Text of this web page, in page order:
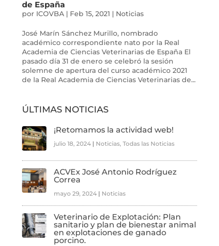
de España
por ICOVBA| Feb 15, 2021 | Noticias
José Marín Sánchez Murillo, nombrado
académico correspondiente nato por la Real
Academia de Ciencias Veterinarias de España El
pasado día 31 de enero se celebró la sesión
solemne de apertura del curso académico 2021
de la Real Academia de Ciencias Veterinarias de...
ÚLTIMAS NOTICIAS
¡Retomamos la actividad web!
julio 18, 2024| Noticias, Todas las Noticias
ACVEx José Antonio Rodríguez
Correa
mayo 29, 2024| Noticias
Veterinario de Explotación: Plan
sanitario y plan de bienestar animal
en explotaciones de ganado
porcino.